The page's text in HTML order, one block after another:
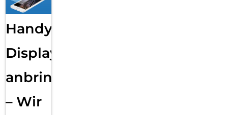
Handy
Displayfolie
anbringen
– Wir